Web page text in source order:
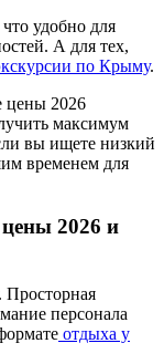
что удобно для
А для тех,
по Крыму.
цены 2026
максимум
вы ищете низкий
временем для
2026 и
персонала
отдыха у